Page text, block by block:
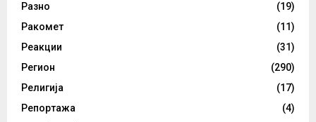
Разно
(19)
Ракомет
(11)
Реакции
(31)
Регион
(290)
Религија
(17)
Репортажа
(4)